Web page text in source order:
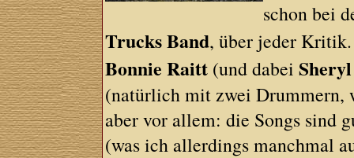
schon bei
Trucks Band, über jeder
Bonnie Raitt (und dabei
(natürlich mit zwei Drummern,
aber vor allem: die Songs sind
(was ich allerdings manchmal